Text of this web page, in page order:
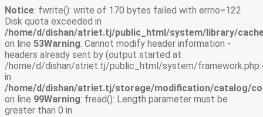
Notice: fwrite(): write of 170 bytes failed with errno=122
Disk quota exceeded in
/home/d/dishan/atriet.tj/public_html/system/library/
on line 53Warning: Cannot modify header information -
headers already sent by (output started at
/home/d/dishan/atriet.tj/public_html/system/
in
/home/d/dishan/atriet.tj/storage/modification/catalog/
on line 99Warning: fread(): Length parameter must be
greater than 0 in